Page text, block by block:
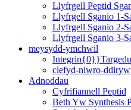
Llyfrgell Peptid
Llyfrgell Sganio 1-
Llyfrgell Sganio 2-
Llyfrgell Sganio 3-
meysydd-ymchwil
Integrin{0}}Targedu
clefyd-niwro-
Adnoddau
Cyfrifiannell Peptid
Beth Yw Synthesis